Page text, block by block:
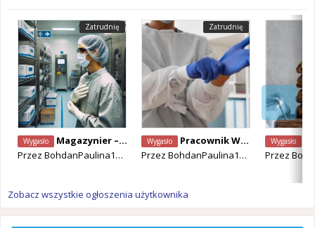
Zatrudnię
Wygasło
Magazynier – Sektor Biofarmaceutyczny- Zwijnaarde
Przez BohdanPaulina1990
Zatrudnię
Wygasło
Pracownik Wsparcia Laboratorium ( Support Operator) - Zwijnaarde 9052
Przez BohdanPaulina1990
Wygasło
Przez
Zobacz wszystkie ogłoszenia użytkownika